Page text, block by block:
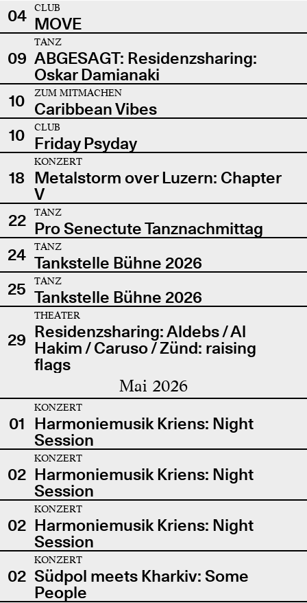
04
CLUB
MOVE
09
TANZ
ABGESAGT: Residenzsharing:
Oskar Damianaki
10
ZUM MITMACHEN
Caribbean Vibes
10
CLUB
Friday Psyday
18
KONZERT
Metalstorm over Luzern: Chapter
V
22
TANZ
Pro Senectute Tanznachmittag
24
TANZ
Tankstelle Bühne 2026
25
TANZ
Tankstelle Bühne 2026
29
THEATER
Residenzsharing: Aldebs / Al
Hakim / Caruso / Zünd: raising
flags
Mai 2026
01
KONZERT
Harmoniemusik Kriens: Night
Session
02
KONZERT
Harmoniemusik Kriens: Night
Session
02
KONZERT
Harmoniemusik Kriens: Night
Session
02
KONZERT
Südpol meets Kharkiv: Some
People